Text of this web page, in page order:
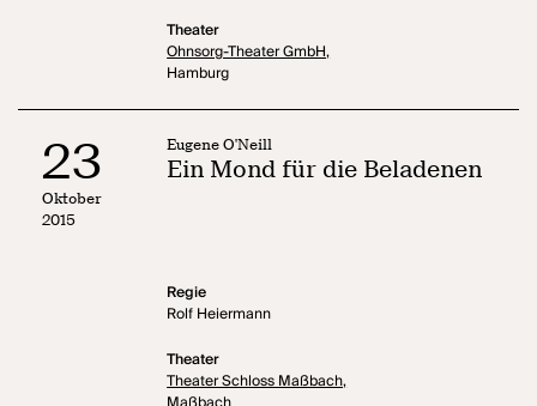
Theater
Ohnsorg-Theater GmbH,
Hamburg
23
Oktober
2015
Eugene O'Neill
Ein Mond für die Beladenen
Regie
Rolf Heiermann
Theater
Theater Schloss Maßbach,